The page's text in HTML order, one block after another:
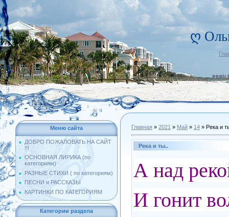
ღ
Меню сайта
ДОБРО ПОЖАЛОВАТЬ НА САЙТ
!!!
ОСНОВНАЯ ЛИРИКА (по
категориям)
РАЗНЫЕ СТИХИ ( по категориям)
ПЕСНИ и РАССКАЗЫ
КАРТИНКИ ПО КАТЕГОРИЯМ
Категории раздела
Главная » 2021 » Май » 14 » Река и
Река и ты..
А над
И гонит